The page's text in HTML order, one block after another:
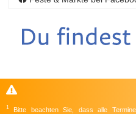
1 Bitte beachten Sie, dass alle